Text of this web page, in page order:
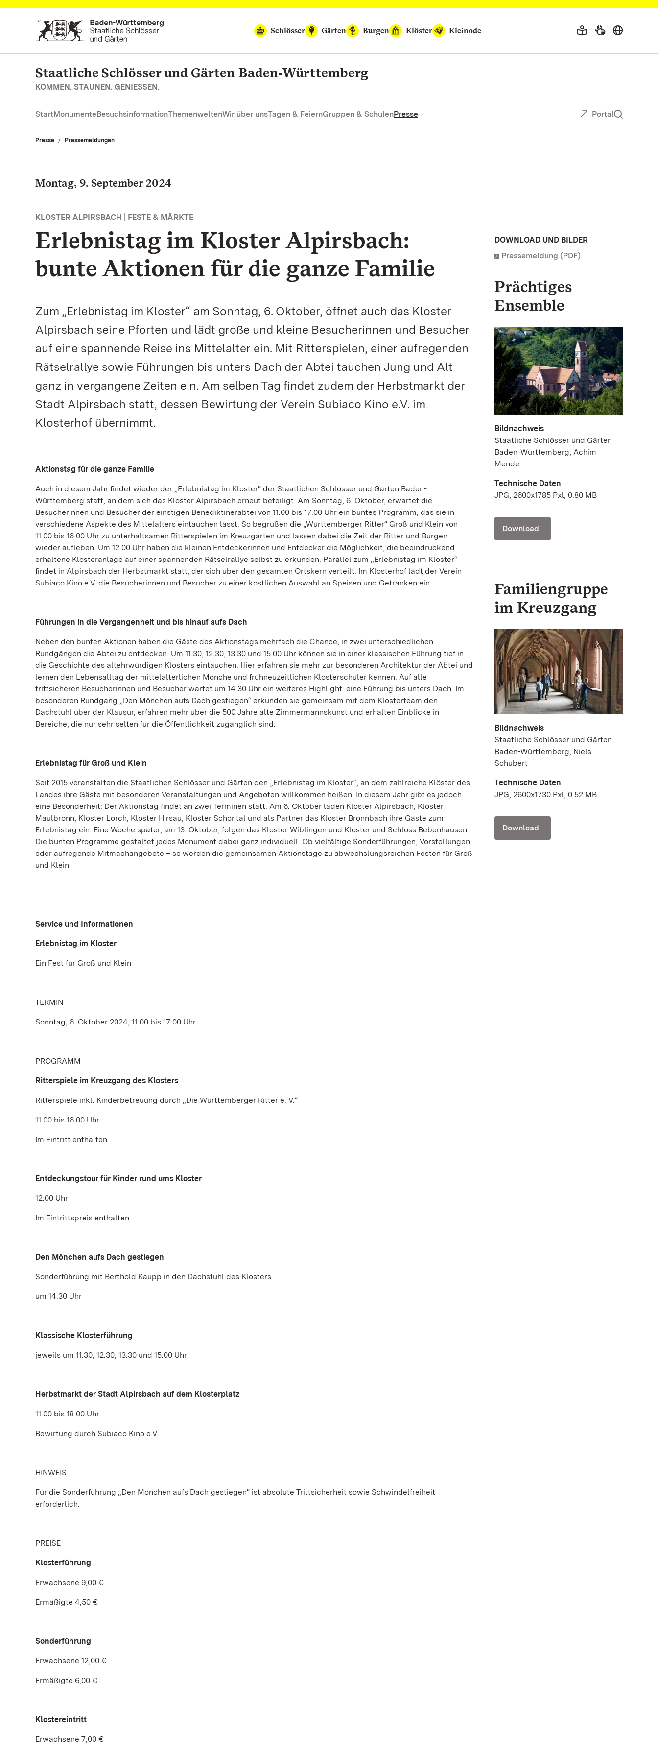
Zum Hauptinhalt springen
Schlösser
Gärten Burgen Klöster Kleinode
Staatliche Schlösser und Gärten Baden‑Württemberg
KOMMEN. STAUNEN. GENIESSEN.
StartMonumenteBesuchsinformationThemenweltenWir über unsTagen & FeiernGruppen & SchulenPresse Portal
Presse Pressemeldungen
Montag, 9. September 2024
KLOSTER ALPIRSBACH | FESTE & MÄRKTE
Erlebnistag im Kloster Alpirsbach:
bunte Aktionen für die ganze Familie
Zum „Erlebnistag im Kloster“ am Sonntag, 6. Oktober, öffnet auch das Kloster
Alpirsbach seine Pforten und lädt große und kleine Besucherinnen und Besucher
auf eine spannende Reise ins Mittelalter ein. Mit Ritterspielen, einer aufregenden
Rätselrallye sowie Führungen bis unters Dach der Abtei tauchen Jung und Alt
ganz in vergangene Zeiten ein. Am selben Tag findet zudem der Herbstmarkt der
Stadt Alpirsbach statt, dessen Bewirtung der Verein Subiaco Kino e.V. im
Klosterhof übernimmt.
Aktionstag für die ganze Familie
Auch in diesem Jahr findet wieder der „Erlebnistag im Kloster“ der Staatlichen Schlösser und Gärten Baden-
Württemberg statt, an dem sich das Kloster Alpirsbach erneut beteiligt. Am Sonntag, 6. Oktober, erwartet die
Besucherinnen und Besucher der einstigen Benediktinerabtei von 11.00 bis 17.00 Uhr ein buntes Programm, das sie in
verschiedene Aspekte des Mittelalters eintauchen lässt. So begrüßen die „Württemberger Ritter“ Groß und Klein von
11.00 bis 16.00 Uhr zu unterhaltsamen Ritterspielen im Kreuzgarten und lassen dabei die Zeit der Ritter und Burgen
wieder aufleben. Um 12.00 Uhr haben die kleinen Entdeckerinnen und Entdecker die Möglichkeit, die beeindruckend
erhaltene Klosteranlage auf einer spannenden Rätselrallye selbst zu erkunden. Parallel zum „Erlebnistag im Kloster“
findet in Alpirsbach der Herbstmarkt statt, der sich über den gesamten Ortskern verteilt. Im Klosterhof lädt der Verein
Subiaco Kino e.V. die Besucherinnen und Besucher zu einer köstlichen Auswahl an Speisen und Getränken ein.
Führungen in die Vergangenheit und bis hinauf aufs Dach
Neben den bunten Aktionen haben die Gäste des Aktionstags mehrfach die Chance, in zwei unterschiedlichen
Rundgängen die Abtei zu entdecken. Um 11.30, 12.30, 13.30 und 15.00 Uhr können sie in einer klassischen Führung tief in
die Geschichte des altehrwürdigen Klosters eintauchen. Hier erfahren sie mehr zur besonderen Architektur der Abtei und
lernen den Lebensalltag der mittelalterlichen Mönche und frühneuzeitlichen Klosterschüler kennen. Auf alle
trittsicheren Besucherinnen und Besucher wartet um 14.30 Uhr ein weiteres Highlight: eine Führung bis unters Dach. Im
besonderen Rundgang „Den Mönchen aufs Dach gestiegen“ erkunden sie gemeinsam mit dem Klosterteam den
Dachstuhl über der Klausur, erfahren mehr über die 500 Jahre alte Zimmermannskunst und erhalten Einblicke in
Bereiche, die nur sehr selten für die Öffentlichkeit zugänglich sind.
Erlebnistag für Groß und Klein
Seit 2015 veranstalten die Staatlichen Schlösser und Gärten den „Erlebnistag im Kloster“, an dem zahlreiche Klöster des
Landes ihre Gäste mit besonderen Veranstaltungen und Angeboten willkommen heißen. In diesem Jahr gibt es jedoch
eine Besonderheit: Der Aktionstag findet an zwei Terminen statt. Am 6. Oktober laden Kloster Alpirsbach, Kloster
Maulbronn, Kloster Lorch, Kloster Hirsau, Kloster Schöntal und als Partner das Kloster Bronnbach ihre Gäste zum
Erlebnistag ein. Eine Woche später, am 13. Oktober, folgen das Kloster Wiblingen und Kloster und Schloss Bebenhausen.
Die bunten Programme gestaltet jedes Monument dabei ganz individuell. Ob vielfältige Sonderführungen, Vorstellungen
oder aufregende Mitmachangebote – so werden die gemeinsamen Aktionstage zu abwechslungsreichen Festen für Groß
und Klein.
Service und Informationen
Erlebnistag im Kloster
Ein Fest für Groß und Klein
TERMIN
Sonntag, 6. Oktober 2024, 11.00 bis 17.00 Uhr
PROGRAMM
Ritterspiele im Kreuzgang des Klosters
Ritterspiele inkl. Kinderbetreuung durch „Die Württemberger Ritter e. V.“
11.00 bis 16.00 Uhr
Im Eintritt enthalten
Entdeckungstour für Kinder rund ums Kloster
12.00 Uhr
Im Eintrittspreis enthalten
Den Mönchen aufs Dach gestiegen
Sonderführung mit Berthold Kaupp in den Dachstuhl des Klosters
um 14.30 Uhr
Klassische Klosterführung
jeweils um 11.30, 12.30, 13.30 und 15.00 Uhr
Herbstmarkt der Stadt Alpirsbach auf dem Klosterplatz
11.00 bis 18.00 Uhr
Bewirtung durch Subiaco Kino e.V.
HINWEIS
Für die Sonderführung „Den Mönchen aufs Dach gestiegen“ ist absolute Trittsicherheit sowie Schwindelfreiheit
erforderlich.
PREISE
Klosterführung
Erwachsene 9,00 €
Ermäßigte 4,50 €
Sonderführung
Erwachsene 12,00 €
Ermäßigte 6,00 €
Klostereintritt
Erwachsene 7,00 €
DOWNLOAD UND BILDER
Pressemeldung (PDF)
Prächtiges
Ensemble
Bildnachweis
Staatliche Schlösser und Gärten
Baden-Württemberg, Achim
Mende
Technische Daten
JPG, 2600x1785 Pxl, 0.80 MB
Download
Familiengruppe
im Kreuzgang
Bildnachweis
Staatliche Schlösser und Gärten
Baden-Württemberg, Niels
Schubert
Technische Daten
JPG, 2600x1730 Pxl, 0.52 MB
Download